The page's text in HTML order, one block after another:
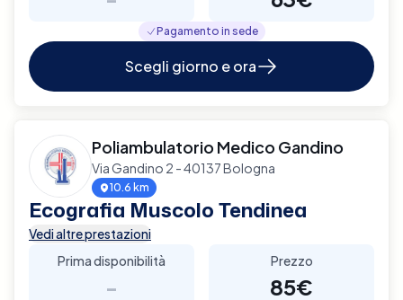
Pagamento in sede
Scegli giorno e ora
Poliambulatorio Medico Gandino
Via Gandino 2 - 40137 Bologna
10.6 km
Ecografia Muscolo Tendinea
Vedi altre prestazioni
Prima disponibilità
-
Prezzo
85€